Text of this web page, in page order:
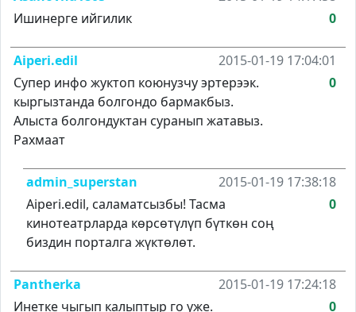
Ишинерге ийгилик
0
Aiperi.edil
2015-01-19 17:04:01
Супер инфо жуктоп коюнузчу эртерээк.
кыргызтанда болгондо бармакбыз.
Алыста болгондуктан суранып жатавыз.
Рахмаат
0
admin_superstan
2015-01-19 17:38:18
Aiperi.edil, саламатсызбы! Тасма
кинотеатрларда көрсөтүлүп бүткөн соң
биздин порталга жүктөлөт.
0
Pantherka
2015-01-19 17:24:18
Инетке чыгып калыптыр го уже.
0